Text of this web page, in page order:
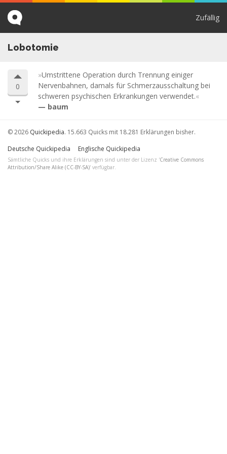
Zufällig
Lobotomie
0
Umstrittene Operation durch Trennung einiger
Nervenbahnen, damals für Schmerzausschaltung bei
schweren psychischen Erkrankungen verwendet.
baum
© 2026 Quickipedia. 15.663 Quicks mit 18.281 Erklärungen bisher.
Deutsche Quickipedia
Englische Quickipedia
Sämtliche Quicks und ihre Erklärungen sind unter der Lizenz 'Creative Commons
Attribution/Share Alike (CC-BY-SA)' verfügbar.